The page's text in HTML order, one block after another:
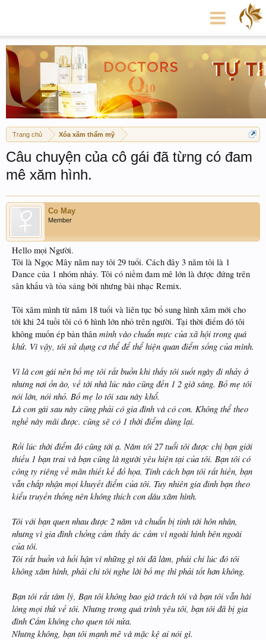
Trang chủ Xóa xăm thẩm mỹ
Câu chuyện của cô gái đã từng có đam
mê xăm hình.
Co May
Member
Hello mọi Người.
Tôi là Ngọc Mây năm nay tôi 29 tuổi. Cách đây 3 năm tôi là 1
Dance của 1 nhóm nhảy. Tôi có niềm đam mê lớn là được đứng trên
sân khấu và tỏa sáng bởi nhưng bài nhạc Remix.
Tôi xăm mình từ năm 18 tuổi và liên tục bổ sung hình xăm mới cho
tới khi 24 tuồi tôi có 6 hình lớn nhỏ trên người. Tại thời điểm đó tôi
không muốn ép bản thân mình vào chuẩn mực của xã hội trong quá
khứ. Vì vậy, tôi sử dụng cơ thể để thể hiện quan điểm sống của mình.
Vì là con gái nên bố mẹ tôi rất buồn khi thấy tôi suốt ngày đi nhảy ở
nhưng nơi ồn ào, về tới nhà lúc nào cũng đến 1 2 giờ sáng. Bố mẹ tôi
nói lớn, nói nhỏ. Bố mẹ lo tôi sau này khổ.
Là con gái sau này cũng phải có gia đình và có con. Không thể theo
nghề này mãi được. cũng sẽ có 1 thời điểm dùng lại.
Rồi lúc thời điểm đó cũng tới ạ. Năm tôi 27 tuổi tôi được chị bạn giới
thiếu 1 bạn trai và bạn cũng là người yêu hiện tại của tôi. Bạn tôi có
công ty riêng về mãn thiết kế đồ họa. Tính cách bạn tôi rất hiền, bạn
vẫn chấp nhận mọi khuyết điểm của tôi. Tuy nhiên gia đinh bạn theo
kiểu truyền thống nên không thích con dâu xăm hình.
Tôi với bạn quen nhau được 2 năm và chuẩn bị tính tới hôn nhân,
nhưng vì gia đình chồng cảm thấy ác cảm vì ngoài hình bên ngoài
của tôi.
Tôi rất buồn và hối hận vì những gì tôi đã làm, phải chi lúc đó tôi
không xăm hình, phải chi tôi nghe lời bố mẹ thì phải tốt hơn không.
Bạn tôi rất tâm lý, Bạn tôi không bao giờ trách tôi và bạn tôi vẫn hài
lòng mọi thứ về tôi. Nhưng trong quá trình yêu tôi, bạn tôi đã bị gia
đình Cấm không cho quen tôi nửa.
Nhưng không, bạn tôi mạnh mẽ và mặc kệ ai nói gì.